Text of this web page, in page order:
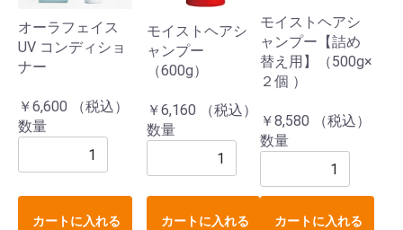
オーラフェイス
UV コンディショ
ナー
￥6,600 （税込）
数量
カートに入れる
モイストヘアシ
ャンプー
（600g）
￥6,160 （税込）
数量
カートに入れる
モイストヘアシ
ャンプー【詰め
替え用】（500g×
２個 ）
￥8,580 （税込）
数量
カートに入れる